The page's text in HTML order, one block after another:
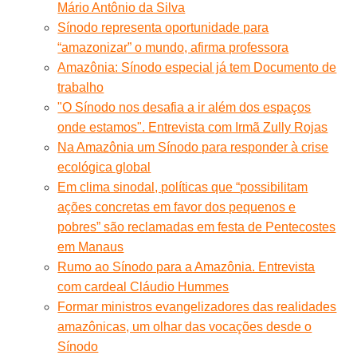
Mário Antônio da Silva
Sínodo representa oportunidade para
“amazonizar” o mundo, afirma professora
Amazônia: Sínodo especial já tem Documento de
trabalho
"O Sínodo nos desafia a ir além dos espaços
onde estamos". Entrevista com Irmã Zully Rojas
Na Amazônia um Sínodo para responder à crise
ecológica global
Em clima sinodal, políticas que “possibilitam
ações concretas em favor dos pequenos e
pobres” são reclamadas em festa de Pentecostes
em Manaus
Rumo ao Sínodo para a Amazônia. Entrevista
com cardeal Cláudio Hummes
Formar ministros evangelizadores das realidades
amazônicas, um olhar das vocações desde o
Sínodo